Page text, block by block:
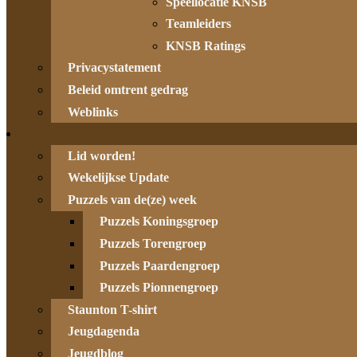
Teamleiders
KNSB Ratings
Privacystatement
Beleid omtrent gedrag
Weblinks
Lid worden!
Wekelijkse Update
Puzzels van de(ze) week
Puzzels Koningsgroep
Puzzels Torengroep
Puzzels Paardengroep
Puzzels Pionnengroep
Staunton T-shirt
Jeugdagenda
Jeugdblog